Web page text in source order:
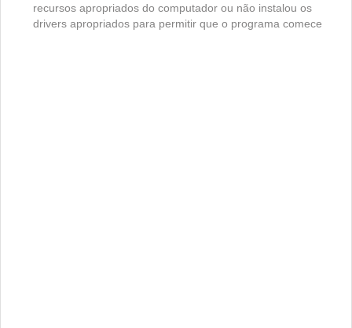
recursos apropriados do computador ou não instalou os
drivers apropriados para permitir que o programa comece